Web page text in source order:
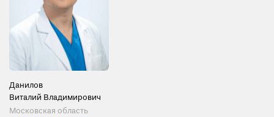
Данилов
Виталий Владимирович
Московская область